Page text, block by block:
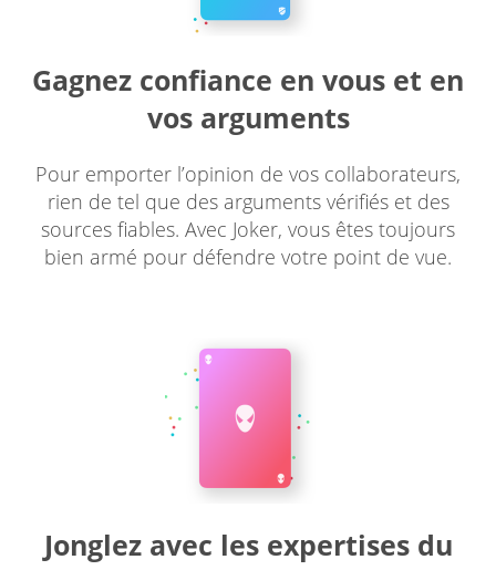
Gagnez confiance en vous et en
vos arguments
Pour emporter l’opinion de vos collaborateurs,
rien de tel que des arguments vérifiés et des
sources fiables. Avec Joker, vous êtes toujours
bien armé pour défendre votre point de vue.
Jonglez avec les expertises du